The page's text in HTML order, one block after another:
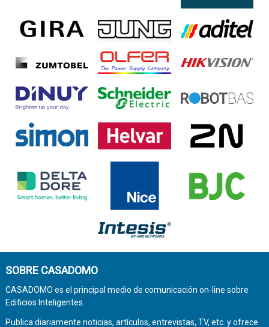
SOBRE CASADOMO
CASADOMO es el principal medio de comunicación on-line sobre
Edificios Inteligentes.
Publica diariamente noticias, artículos, entrevistas, TV, etc. y ofrece